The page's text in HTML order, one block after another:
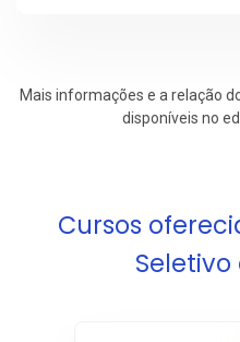
Mais informações e a relação
disponíveis no
Cursos
Seletivo